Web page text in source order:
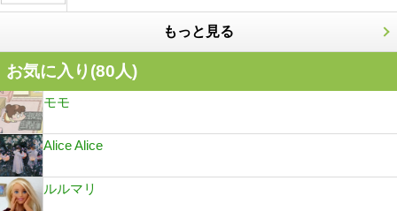
もっと見る
お気に入り(80人)
モモ
Alice Alice
ルルマリ